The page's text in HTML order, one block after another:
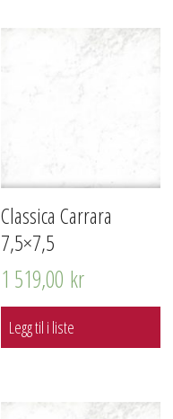
Classica Carrara
7,5×7,5
1 519,00 kr
Legg til i liste